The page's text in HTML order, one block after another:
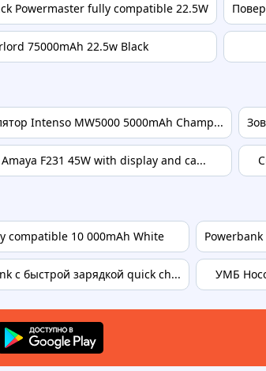
Powermaster fully compatible 22.5W
75000mAh 22.5w Black
Intenso MW5000 5000mAh Champ...
F231 45W with display and ca...
compatible 10 000mAh White
с быстрой зарядкой quick ch... УМБ